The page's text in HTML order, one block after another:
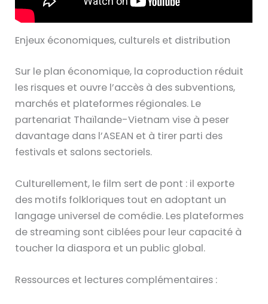
Enjeux économiques, culturels et distribution
Sur le plan économique, la coproduction réduit
les risques et ouvre l’accès à des subventions,
marchés et plateformes régionales. Le
partenariat Thaïlande-Vietnam vise à peser
davantage dans l’ASEAN et à tirer parti des
festivals et salons sectoriels.
Culturellement, le film sert de pont : il exporte
des motifs folkloriques tout en adoptant un
langage universel de comédie. Les plateformes
de streaming sont ciblées pour leur capacité à
toucher la diaspora et un public global.
Ressources et lectures complémentaires :